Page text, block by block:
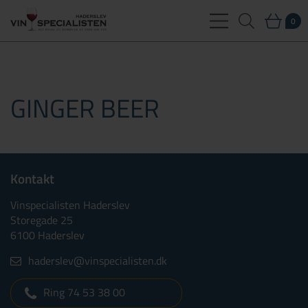
0
GINGER BEER
Kontakt
Vinspecialisten Haderslev
Storegade 25
6100 Haderslev
haderslev@vinspecialisten.dk
Ring 74 53 38 00